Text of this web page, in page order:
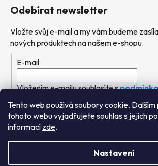
Tento web používá soubory cookie.
tohoto webu vyjadřujete souhlas s jejich
informací zde.
Nastavení
Odebírat newsletter
Vložte svůj e-mail a my vám budeme
nových produktech na našem e-shopu.
E-mail
Vložením e-mailu souhlasíte s
osobních údajů
PŘIHLÁSIT SE